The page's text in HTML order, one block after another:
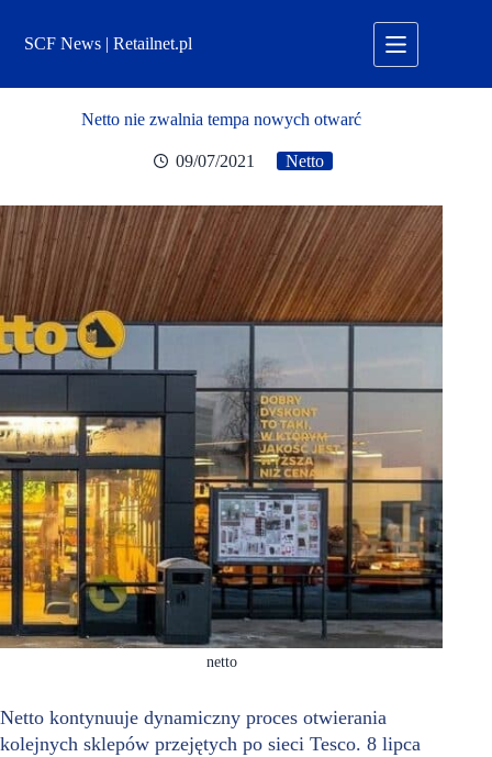
treściSCF News | Retailnet.pl
Netto nie zwalnia tempa nowych otwarć
09/07/2021 Netto
netto
Netto kontynuuje dynamiczny proces otwierania
kolejnych sklepów przejętych po sieci Tesco. 8 lipca